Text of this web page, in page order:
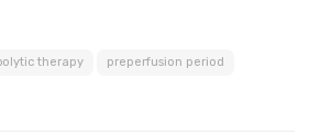
therapy preperfusion period